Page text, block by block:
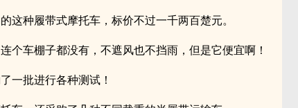
这种履带式摩托车，标价不过一千两百楚元。
个车棚子都没有，不遮风也不挡雨，但是它便宜啊！
一批进行各种测试！